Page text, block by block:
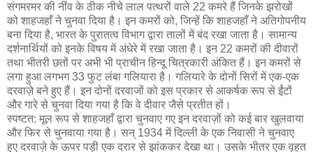
संगमरमर की नींव के ठीक नीचे लाल पत्थरों वाले 22 कमरे हैं जिनके झरोखों
को शाहजहाँ ने चुनवा दिया है। इन कमरों को, जिन्हें कि शाहजहाँ ने अतिगोपनीय
बना दिया है, भारत के पुरातत्व विभाग द्वारा तालों में बंद रखा जाता है। सामान्य
दर्शनार्थियों को इनके विषय में अंधेरे में रखा जाता है। इन 22 कमरों की दीवारों
तथा भीतरी छतों पर अभी भी प्राचीन हिन्दू चित्रकारी अंकित हैं। इन कमरों से
लगा हुआ लगभग 33 फुट लंबा गलियारा है। गलियारे के दोनों सिरों में एक-एक
दरवाज़े बने हुए हैं। इन दोनों दरवाजों को इस प्रकार से आकर्षक रूप से ईंटों
और गारे से चुनवा दिया गया है कि वे दीवार जैसे प्रतीत हों।
स्पष्टत: मूल रूप से शाहजहाँ द्वारा चुनवाए गए इन दरवाज़ों को कई बार खुलवाया
और फिर से चुनवाया गया है। सन् 1934 में दिल्ली के एक निवासी ने चुनवाए
हुए दरवाज़े के ऊपर पड़ी एक दरार से झांककर देखा था। उसके भीतर एक वृहत